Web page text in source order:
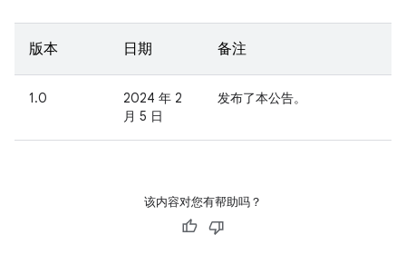
版本 日期 备注
1.0
2024 年 2
月 5 日
发布了本公告。
该内容对您有帮助吗？